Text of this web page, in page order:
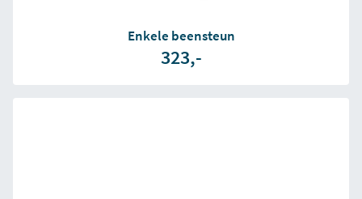
Enkele beensteun
323,-